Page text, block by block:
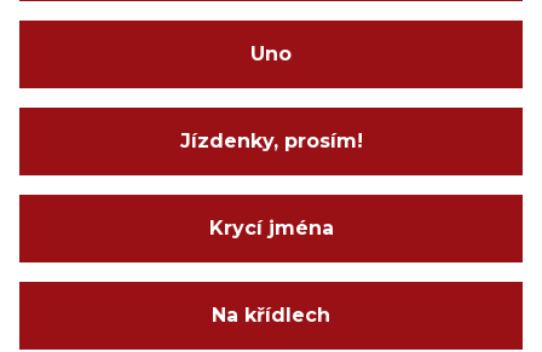
Uno
Jízdenky, prosím!
Krycí jména
Na křídlech